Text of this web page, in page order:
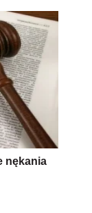
nękania